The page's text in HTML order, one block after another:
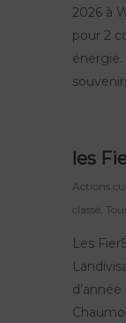
2026 à
pour 2
les
Actions
classé
Les